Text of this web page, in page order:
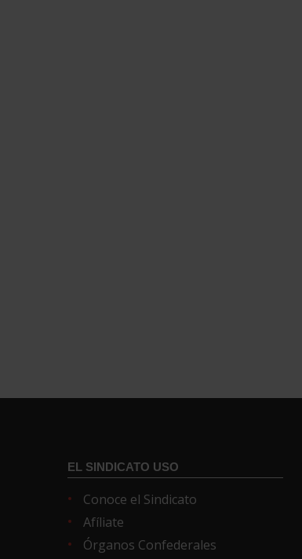
EL SINDICATO USO
Conoce el Sindicato
Afíliate
Órganos Confederales